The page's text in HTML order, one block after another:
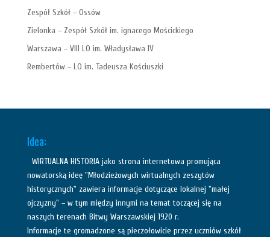
Zespół Szkół – Ossów
Zielonka – Zespół Szkół im. ignacego Mościckiego
Warszawa – VIII LO im. Władysława IV
Rembertów – LO im. Tadeusza Kościuszki
Idea:
WIRTUALNA HISTORIA jako strona internetowa promująca
nowatorską ideę "Młodzieżowych wirtualnych zeszytów
historycznych" zawiera informacje dotyczące lokalnej "małej
ojczyzny" – w tym między innymi na temat toczącej się na
naszych terenach Bitwy Warszawskiej 1920 r.
Informacje te gromadzone są pieczołowicie przez uczniów szkół